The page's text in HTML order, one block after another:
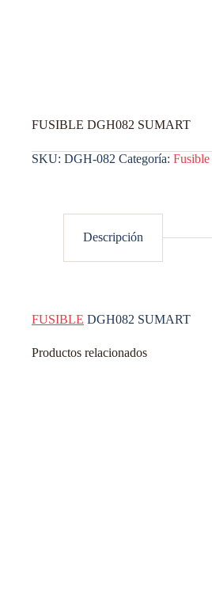
FUSIBLE DGH082 SUMART
SKU: DGH-082 Categoría: Fusible
Descripción
FUSIBLE DGH082 SUMART
Productos relacionados